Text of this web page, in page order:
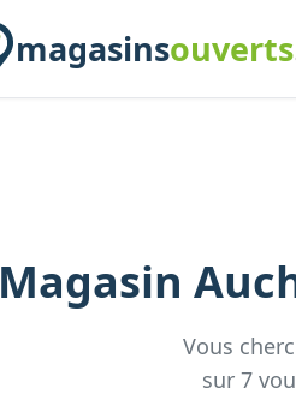
magasinsouverts
Magasin
Vous
sur 7